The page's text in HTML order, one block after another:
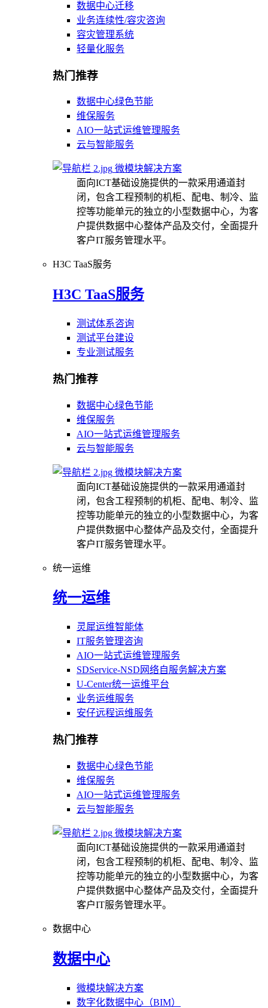
数据中心迁移
业务连续性/容灾咨询
容灾管理系统
轻量化服务
热门推荐
数据中心绿色节能
维保服务
AIO一站式运维管理服务
云与智能服务
微模块解决方案
面向ICT基础设施提供的一款采用通道封
闭，包含工程预制的机柜、配电、制冷、监
控等功能单元的独立的小型数据中心，为客
户提供数据中心整体产品及交付，全面提升
客户IT服务管理水平。
H3C TaaS服务
H3C TaaS服务
测试体系咨询
测试平台建设
专业测试服务
热门推荐
数据中心绿色节能
维保服务
AIO一站式运维管理服务
云与智能服务
微模块解决方案
面向ICT基础设施提供的一款采用通道封
闭，包含工程预制的机柜、配电、制冷、监
控等功能单元的独立的小型数据中心，为客
户提供数据中心整体产品及交付，全面提升
客户IT服务管理水平。
统一运维
统一运维
灵犀运维智能体
IT服务管理咨询
AIO一站式运维管理服务
SDService-NSD网络自服务解决方案
U-Center统一运维平台
业务运维服务
安仔远程运维服务
热门推荐
数据中心绿色节能
维保服务
AIO一站式运维管理服务
云与智能服务
微模块解决方案
面向ICT基础设施提供的一款采用通道封
闭，包含工程预制的机柜、配电、制冷、监
控等功能单元的独立的小型数据中心，为客
户提供数据中心整体产品及交付，全面提升
客户IT服务管理水平。
数据中心
数据中心
微模块解决方案
数字化数据中心（BIM）